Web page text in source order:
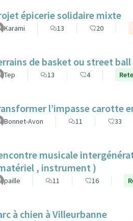
épicerie solidaire mixte
Karami 13 20
de basket ou street
Tep 13 4
l’impasse carotte
Bonnet-Avon 11 33
musicale
, instrument )
paille 11 16
à chien à Villeurbanne